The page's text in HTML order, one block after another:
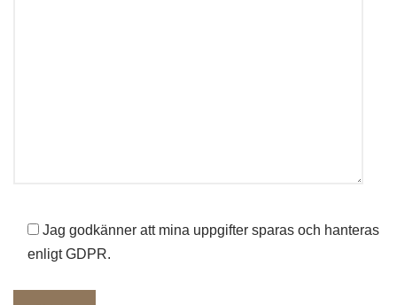
Jag godkänner att mina uppgifter sparas och hanteras
enligt GDPR.